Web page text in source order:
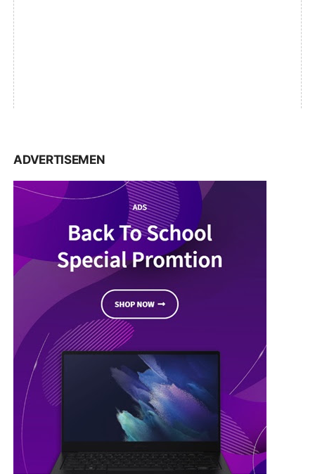
ADVERTISEMEN